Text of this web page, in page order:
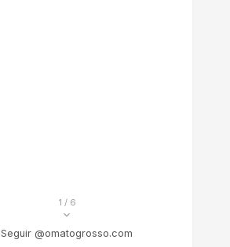
1 / 6
Seguir @omatogrosso.com